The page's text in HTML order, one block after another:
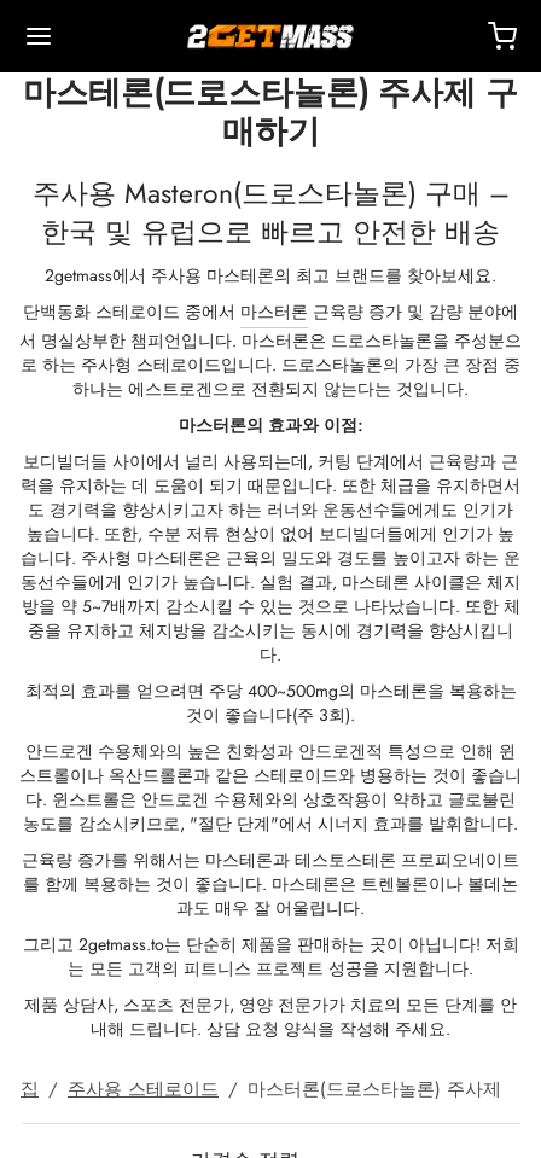
마스테론(드로스타놀론) 주사제 구
매하기
주사용 Masteron(드로스타놀론) 구매 –
한국 및 유럽으로 빠르고 안전한 배송
2getmass에서 주사용 마스테론의 최고 브랜드를 찾아보세요.
단백동화 스테로이드 중에서 마스터론 근육량 증가 및 감량 분야에
서 명실상부한 챔피언입니다. 마스터론은 드로스타놀론을 주성분으
로 하는 주사형 스테로이드입니다. 드로스타놀론의 가장 큰 장점 중
하나는 에스트로겐으로 전환되지 않는다는 것입니다.
마스터론의 효과와 이점:
보디빌더들 사이에서 널리 사용되는데, 커팅 단계에서 근육량과 근
력을 유지하는 데 도움이 되기 때문입니다. 또한 체급을 유지하면서
도 경기력을 향상시키고자 하는 러너와 운동선수들에게도 인기가
높습니다. 또한, 수분 저류 현상이 없어 보디빌더들에게 인기가 높
습니다. 주사형 마스테론은 근육의 밀도와 경도를 높이고자 하는 운
동선수들에게 인기가 높습니다. 실험 결과, 마스테론 사이클은 체지
방을 약 5~7배까지 감소시킬 수 있는 것으로 나타났습니다. 또한 체
중을 유지하고 체지방을 감소시키는 동시에 경기력을 향상시킵니
다.
최적의 효과를 얻으려면 주당 400~500mg의 마스테론을 복용하는
것이 좋습니다(주 3회).
안드로겐 수용체와의 높은 친화성과 안드로겐적 특성으로 인해 윈
스트롤이나 옥산드롤론과 같은 스테로이드와 병용하는 것이 좋습니
다. 윈스트롤은 안드로겐 수용체와의 상호작용이 약하고 글로불린
농도를 감소시키므로, "절단 단계"에서 시너지 효과를 발휘합니다.
근육량 증가를 위해서는 마스테론과 테스토스테론 프로피오네이트
를 함께 복용하는 것이 좋습니다. 마스테론은 트렌볼론이나 볼데논
과도 매우 잘 어울립니다.
그리고 2getmass.to는 단순히 제품을 판매하는 곳이 아닙니다! 저희
는 모든 고객의 피트니스 프로젝트 성공을 지원합니다.
제품 상담사, 스포츠 전문가, 영양 전문가가 치료의 모든 단계를 안
내해 드립니다. 상담 요청 양식을 작성해 주세요.
집 / 주사용 스테로이드 / 마스터론(드로스타놀론) 주사제
Back
🇪🇺
배송, 배달 및 소매
렉스 🇪🇺
스 인터네셔널 🌍
🌍
다 🇪🇺
마-EU 🇪🇺
파마 🇪🇺
/ 소마트롭 🇪🇺
EU 🇪🇺
파마 🇪🇺
파마 🇪🇺🌍
Back
🇺🇸
배송, 배달 및 소매
스 🇺🇸
마-미국 🇺🇸
USA 🇺🇸
스 인터네셔널 🌍
/ 파마콤 인터내셔널 🌍
SHREE/ POWERBOLIC – 아시아 🇺🇸 🌍
Back
🌍
배송, 배달 및 소매
스 인터네셔널 🌍
🌍
SHREE/ POWERBOLIC – 아시아 🇺🇸 🌍
파마 🇪🇺🌍
/ 파마콤 인터내셔널 🌍
Back
토스테론 시피오네이트(DHB)
롤(옥시메톨론) 주사
(이퀴포이즈)
라볼린(난드롤론 데카노에이트)
볼 주사제(메탄디에논)
이드 혼합제(주사제)
론(드로스타놀론) 주사제
론 페닐프로피오네이트(NPP)
볼란 주사제(메테놀론)
론
톨론 아세테이트(MENT)
롤 주사제(스타노졸롤)
Back
론(드로스타놀론) 주사제
론(드로스타놀론) 에난테이트
론(드로스타놀론) 프로피오네이트
Back
론
론 아세테이트
론 베이스
론 에난테이트
란(트렌볼론 헥사)
트렌
Back
스테론
스테론 베이스(현탁액)
스테론 크림
스테론 시피오네이트
스테론 에난테이트
스토스테론
스테론 프로피오네이트
스테론 페닐프로피오네이트
스테론 수스타논
스테론 운데카노에이트
Back
롤(옥시메톨론) 경구
(옥산드롤론)
테롤
아나볼(메탄디에논)
스틴(플루옥시메스테론)
롤(메타스테론)
이드 혼합물(경구용)
닐
렌볼론(경구용)
/ T6
리모볼란(메테놀론 아세테이트)
(시부트라민)
Back
/ T6
보티록신
혼합
Back
덱스(아나스트로졸)
드(클로미펜)
스탄(아로마신)
성선자극호르몬
졸(페마라)
스(타목시펜)
론(메스테롤론)
Back
세서리
액 산소화
인간 성장 호르몬)
드 I
드 II
량
개선제
탄
Back
액세서리
사용 주사기
사용 주사기
Back
드 I
론
2
6
린
조각
렐린
르니틴(L-카르니틴)
Back
드 II
GRF 1-29
C
신
루티드
루티드(오젬픽)
렐린
알파
베타 TB-500
Back
감량
(시부트라민)
몰
토멜
보티록신
루티드
루티드(오젬픽)
파티데(문자로)
Back
– 카다린
– 리간드롤
– 오스타린
– 이부타모렌
140 – 테스톨론
마스토린
안다린
– 스테나볼릭
– 미오스틴
Back
이징 팩
팩
량 팩
인 팩
게인 팩
팩
Back
다
– 자주 묻는 질문
그
레터
추적
접수 완료
지 사진
Back
제
받으세요
에 대한 비용을 지불하세요
인
코인
신용카드
송금
미국)
미국)